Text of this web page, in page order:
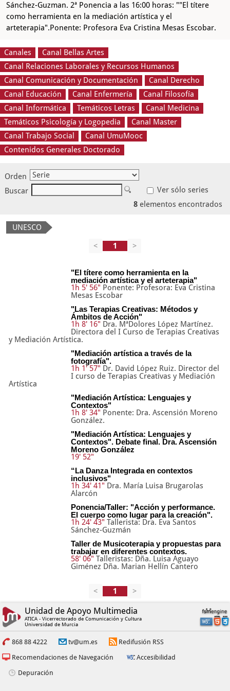
Sánchez-Guzman. 2ª Ponencia a las 16:00 horas: ""El títere
como herramienta en la mediación artística y el
arteterapia".Ponente: Profesora Eva Cristina Mesas Escobar.
Canales
Canal Bellas Artes
Canal Relaciones Laborales y Recursos Humanos
Canal Comunicación y Documentación
Canal Derecho
Canal Educación
Canal Enfermería
Canal Filosofía
Canal Informática
Temáticos Letras
Canal Medicina
Temáticos Psicología y Logopedia
Canal Master
Canal Trabajo Social
Canal UmuMooc
Contenidos Generales Doctorado
Orden
Buscar
Ver sólo series
8 elementos encontrados
UNESCO
<
>
"El títere como herramienta en la
mediación artística y el arteterapia"
1h 5' 56" Ponente: Profesora: Eva Cristina
Mesas Escobar
"Las Terapias Creativas: Métodos y
Ámbitos de Acción"
1h 8' 16" Dra. MªDolores López Martínez.
Directora del I Curso de Terapias Creativas
y Mediación Artística.
"Mediación artística a través de la
fotografía".
1h 1' 57" Dr. David López Ruiz. Director del
I curso de Terapias Creativas y Mediación
Artística
"Mediación Artística: Lenguajes y
Contextos"
1h 8' 34" Ponente: Dra. Ascensión Moreno
González.
"Mediación Artística: Lenguajes y
Contextos". Debate final. Dra. Ascensión
Moreno González
19' 52"
“La Danza Integrada en contextos
inclusivos"
1h 34' 41" Dra. María Luisa Brugarolas
Alarcón
Ponencia/Taller: "Acción y performance.
El cuerpo como lugar para la creación".
1h 24' 43" Tallerista: Dra. Eva Santos
Sánchez-Guzmán
Taller de Musicoterapia y propuestas para
trabajar en diferentes contextos.
58' 06" Talleristas: Dña. Luisa Aguayo
Giménez Dña. Marian Hellín Cantero
< >
Unidad de Apoyo Multimedia
ATICA - Vicerrectorado de Comunicación y Cultura
Universidad de Murcia
868 88 4222 tv@um.es
Redifusión RSS
Recomendaciones de Navegación
Accesibilidad
Depuración